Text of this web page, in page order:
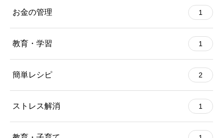
お金の管理 1
教育・学習 1
簡単レシピ 2
ストレス解消 1